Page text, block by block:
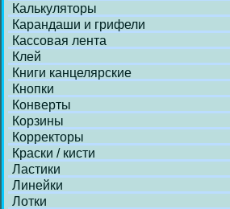
Калькуляторы
Карандаши и грифели
Кассовая лента
Клей
Книги канцелярские
Кнопки
Конверты
Корзины
Корректоры
Краски / кисти
Ластики
Линейки
Лотки